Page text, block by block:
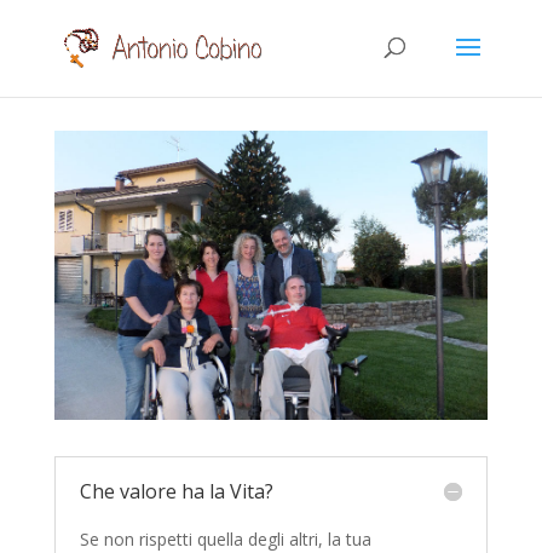
Che valore ha la Vita?
Se non rispetti quella degli altri, la tua